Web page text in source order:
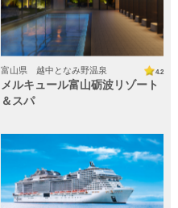
富山県 越中となみ野温泉 4.2
メルキュール富山砺波リゾート
＆スパ